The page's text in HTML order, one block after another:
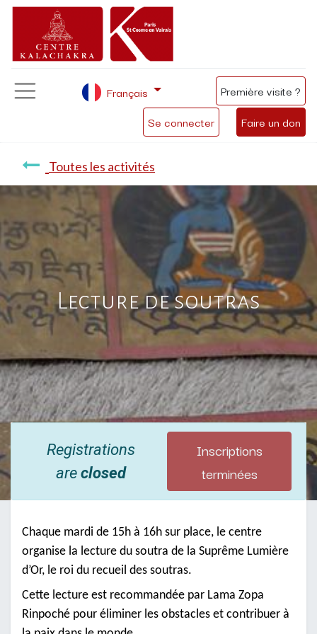
Se connecter Faire un don
Français Première visite ?
Toutes les activités
Lecture de soutras
Registrations
areclosed
Inscriptions
terminées
Chaque mardi de 15h à 16h sur place, le centre
organise la lecture du soutra de la Suprême Lumière
d’Or, le roi du recueil des soutras.
Cette lecture est recommandée par Lama Zopa
Rinpoché pour éliminer les obstacles et contribuer à